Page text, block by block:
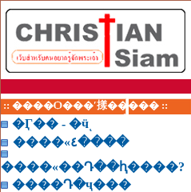
:: ����Ѻ���ʹ㨾����� ::
�Ӷ�� - �ӵͺ
����«٤����
����«��Դ��ԧ����?
����Դ�ҷ���